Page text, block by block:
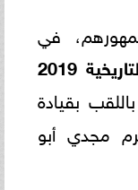
في
النسخة التاريخية 2019
بقيادة
مجدي أبو